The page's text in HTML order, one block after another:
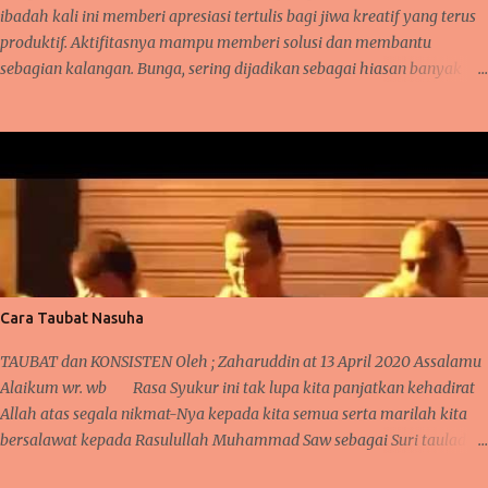
mempunyai hubungan erat lay...
ibadah kali ini memberi apresiasi tertulis bagi jiwa kreatif yang terus
produktif. Aktifitasnya mampu memberi solusi dan membantu
sebagian kalangan. Bunga, sering dijadikan sebagai hiasan banyak
bunga hias itu. Takkala hebohnya, bila bunga hias ini dilirik oleh
orang yang memang memiliki hobby dan kesukaan dalam mendekor,
merangkai helai dan daun yang cocok, menata ruang dan tempat yang
cocok di hias dengan bunga. Maka ia akan familiar dan terkenal
dengan keelokannya karena di tata oleh orang tepat. Sehingga, jangan
heran bila ia memiliki harga yang lumayan cantik juga.. Bunga hias ,
sebagian memilih yang hidup dan sebagian juga memilih yang imitasi
(hias tidak hidup). Masing masing memiliki alasan tersendiri dan ...
Cara Taubat Nasuha
TAUBAT dan KONSISTEN Oleh ; Zaharuddin at 13 April 2020 Assalamu
Alaikum wr. wb Rasa Syukur ini tak lupa kita panjatkan kehadirat
Allah atas segala nikmat-Nya kepada kita semua serta marilah kita
bersalawat kepada Rasulullah Muhammad Saw sebagai Suri tauladan